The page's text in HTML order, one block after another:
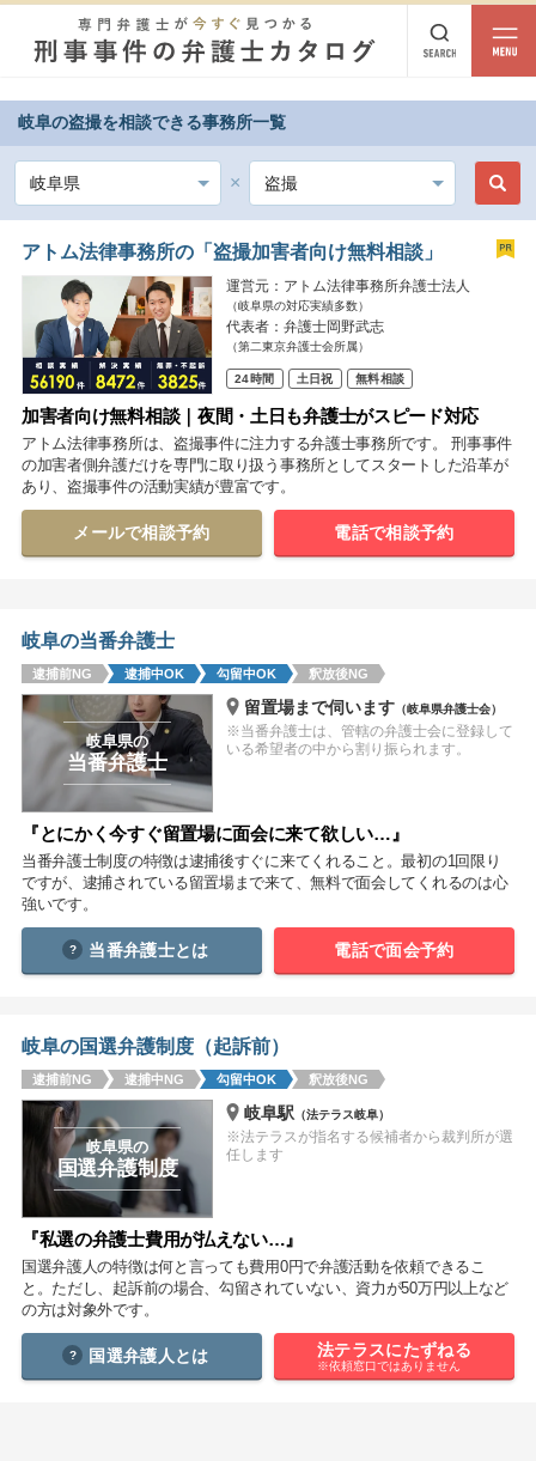
都道府県から探す
北海道・東北
北海道 青森 岩手 宮城 秋田 山形 福島
北陸・甲信越
新潟 富山 石川 福井 山梨 長野
関東
茨城 栃木 群馬 埼玉 千葉 東京 神奈川
東海
静岡 愛知
中国
鳥取 島根 岡山 広島 山口
徳島 香川 愛媛
九州・沖縄
福岡
沖縄
相談内容から探す
痴漢 盗撮 わいせつ
窃盗 逮捕 示談
岐阜の盗撮を相談できる事務所一覧
アトム法律事務所の「盗撮加害者向け無料相談」
運営元：アトム法律事務所弁護士法人
（岐阜県の対応実績多数）
代表者：弁護士岡野武志
（第二東京弁護士会所属）
24時間 土日祝 無料相談
加害者向け無料相談｜夜間・土日も弁護士がスピード対応
アトム法律事務所は、盗撮事件に注力する弁護士事務所です。 刑事事件
の加害者側弁護だけを専門に取り扱う事務所としてスタートした沿革が
あり、盗撮事件の活動実績が豊富です。
メールで相談予約 電話で相談予約
岐阜の当番弁護士
逮捕前NG 逮捕中OK 勾留中OK 釈放後NG
岐阜県の
当番弁護士
留置場まで伺います（岐阜県弁護士会）
※当番弁護士は、管轄の弁護士会に登録して
いる希望者の中から割り振られます。
『とにかく今すぐ留置場に面会に来て欲しい…』
当番弁護士制度の特徴は逮捕後すぐに来てくれること。最初の1回限り
ですが、逮捕されている留置場まで来て、無料で面会してくれるのは心
強いです。
当番弁護士とは 電話で面会予約
岐阜の国選弁護制度（起訴前）
逮捕前NG 逮捕中NG 勾留中OK 釈放後NG
岐阜県の
国選弁護制度
岐阜駅 （法テラス岐阜）
※法テラスが指名する候補者から裁判所が選
任します
『私選の弁護士費用が払えない…』
国選弁護人の特徴は何と言っても費用0円で弁護活動を依頼できるこ
と。ただし、起訴前の場合、勾留されていない、資力が50万円以上など
の方は対象外です。
国選弁護人とは 法テラスにたずねる
※依頼窓口ではありません